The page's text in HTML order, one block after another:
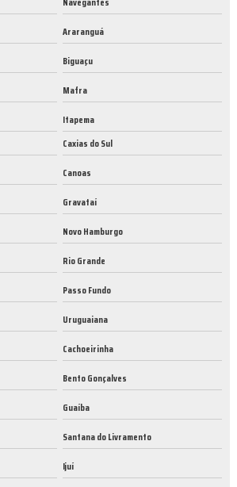
Araranguá
Biguaçu
Mafra
Itapema
Caxias do Sul
Canoas
Gravataí
Novo Hamburgo
Rio Grande
Passo Fundo
Uruguaiana
Cachoeirinha
Bento Gonçalves
Guaíba
Santana do Livramento
Ijuí